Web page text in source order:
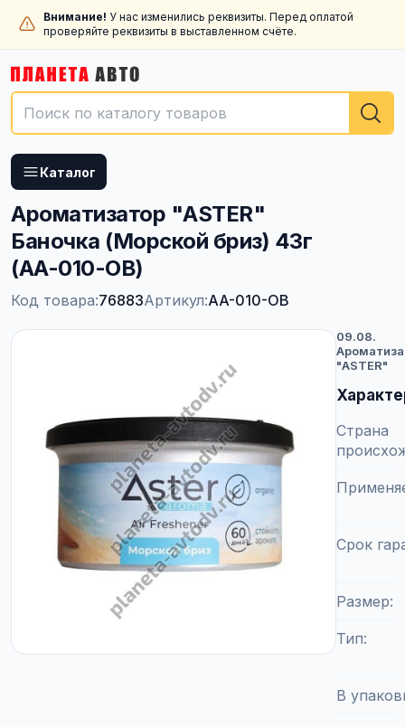
Внимание! У нас изменились реквизиты. Перед оплатой
проверяйте реквизиты в выставленном счёте.
Каталог
Ароматизатор "ASTER"
Баночка (Морской бриз) 43г
(AA-010-OB)
Код товара:76883Артикул:AA-010-OB
09.08.
"ASTER"
Страна
Срок
Размер
Тип
В